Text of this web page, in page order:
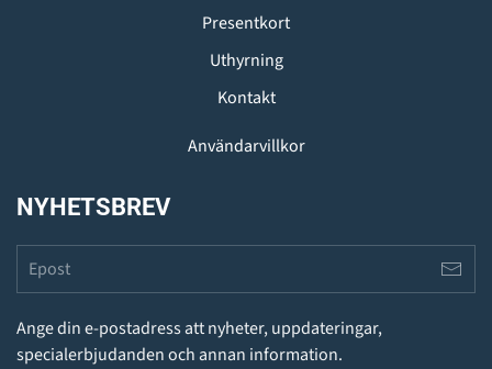
Presentkort
Uthyrning
Kontakt
Användarvillkor
NYHETSBREV
Ange din e-postadress att nyheter, uppdateringar,
specialerbjudanden och annan information.